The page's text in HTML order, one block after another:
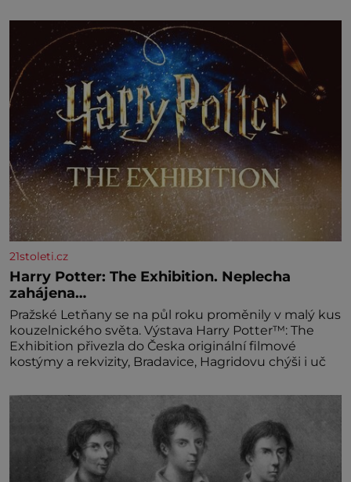
amaretta kakao na posypání Postup: Oddělte
žloutky od bílků. Žloutky vyšlehejte s cukrem do
světlé pěny a postupně do nich vmíchejte
mascarpone, aby vznikl hladký
21stoleti.cz
Harry Potter: The Exhibition. Neplecha
zahájena…
Pražské Letňany se na půl roku proměnily v malý kus
kouzelnického světa. Výstava Harry Potter™: The
Exhibition přivezla do Česka originální filmové
kostýmy a rekvizity, Bradavice, Hagridovu chýši i uč